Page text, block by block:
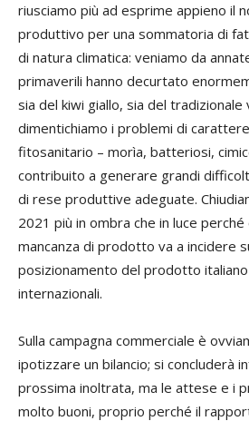
riusciamo più ad esprime appieno il
produttivo per una sommatoria di
di natura climatica: veniamo da
primaverili hanno decurtato
sia del kiwi giallo, sia del tradizionale
dimentichiamo i problemi di
fitosanitario – morìa, batteriosi,
contribuito a generare grandi
di rese produttive adeguate.
2021 più in ombra che in luce perché
mancanza di prodotto va a incidere
posizionamento del prodotto
internazionali.
Sulla campagna commerciale è
ipotizzare un bilancio; si concluderà
prossima inoltrata, ma le attese e i
molto buoni, proprio perché il